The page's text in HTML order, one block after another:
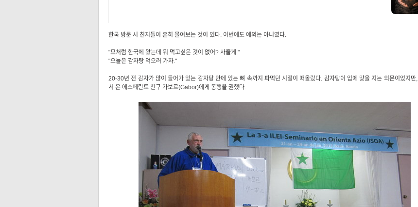
한국 방문 시 친지들이 흔히 물어보는 것이 있다. 이번에도 예외는 아니였다.
"모처럼 한국에 왔는데 뭐 먹고싶은 것이 없어? 사줄게."
"오늘은 감자탕 먹으러 가자."
20-30년 전 감자가 많이 들어가 있는 감자탕 안에 있는 뼈 속까지 파먹던 시절이 떠올랐다. 감자탕이 입에 맞을 지는 의문이었지만,
서 온 에스페란토 친구 가보르(Gabor)에게 동행을 권했다.